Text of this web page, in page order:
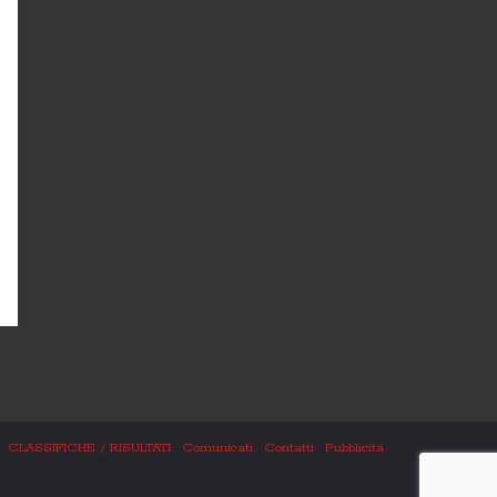
CLASSIFICHE / RISULTATI Comunicati Contatti Pubblicità